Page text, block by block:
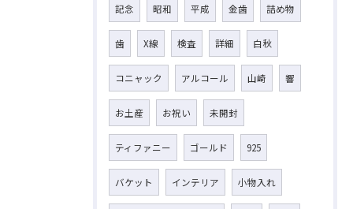
記念 昭和 平成 金歯 詰め物
歯 X線 検査 詳細 白秋
コニャック アルコール 山崎 響
お土産 お祝い 未開封
ティファニー ゴールド 925
バケット インテリア 小物入れ